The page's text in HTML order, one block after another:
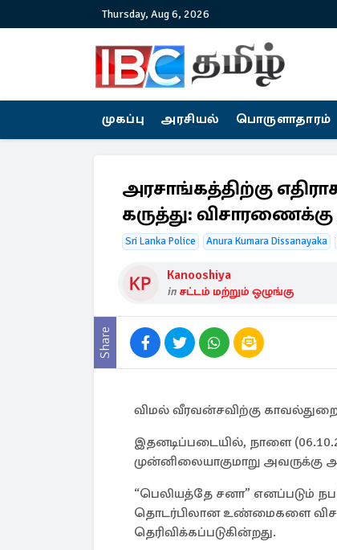
Thursday, Aug 6, 2026
முகப்பு அரசியல் பொருளாதாரம்
அரசாங்கத்திற்கு
கருத்து:
Sri Lanka Police Anura Kumara Dissanayaka
Kanooshiya
in சட்டம் மற்றும் ஒழுங்கு
Share
விமல் வீரவன்சவிற்கு
இதனடிப்படையில், நாளை
முன்னிலையாகுமாறு அவருக்கு
“பெலியத்தே சனா” எனப்படும்
தொடர்பிலான உண்மைகளை
தெரிவிக்கப்படுகின்றது.